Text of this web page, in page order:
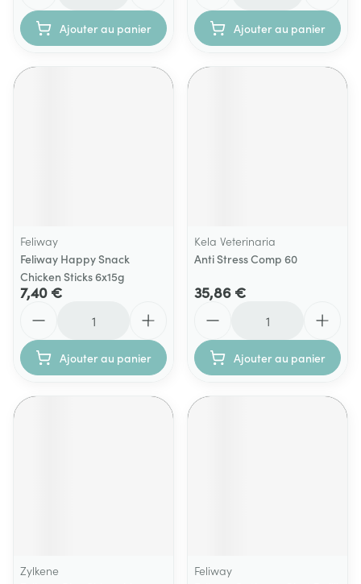
Ajouter au panier Ajouter au panier
Feliway
Feliway Happy Snack
Chicken Sticks 6x15g
7,40 €
Ajouter au panier
Kela Veterinaria
Anti Stress Comp 60
35,86 €
Ajouter au panier
Zylkene
Feliway